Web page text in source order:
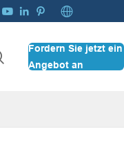
   
Fordern Sie jetzt ein
Angebot an